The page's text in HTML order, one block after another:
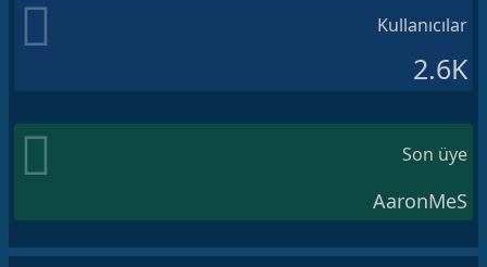
Kullanıcılar
2.6K
Son üye
AaronMeS